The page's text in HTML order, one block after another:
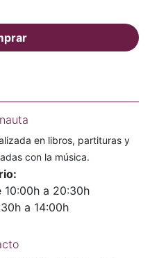
en libros, partituras y
con la música.
10:00h a 20:30h
a 14:00h